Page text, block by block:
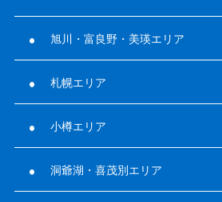
旭川・富良野・美瑛エリア
札幌エリア
小樽エリア
洞爺湖・喜茂別エリア